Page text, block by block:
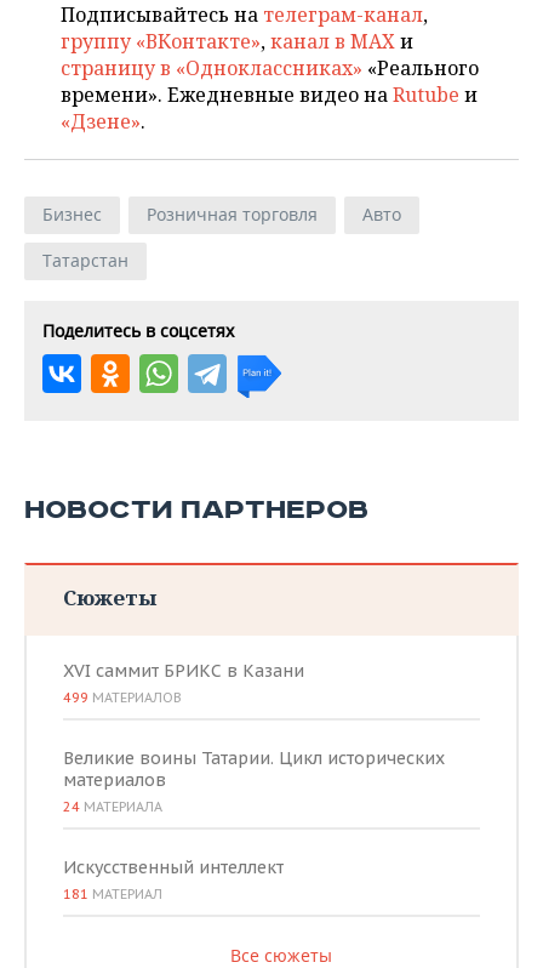
Подписывайтесь на телеграм-канал,
группу «ВКонтакте»,канал в MAXи
страницу в «Одноклассниках» «Реального
времени». Ежедневные видео наRutube и
«Дзене».
Бизнес Розничная торговля
Авто
Татарстан
Поделитесь в соцсетях
НОВОСТИ ПАРТНЕРОВ
Сюжеты
XVI саммит БРИКС в Казани
499 МАТЕРИАЛОВ
Великие воины Татарии. Цикл исторических
материалов
24 МАТЕРИАЛА
Искусственный интеллект
181 МАТЕРИАЛ
Все сюжеты